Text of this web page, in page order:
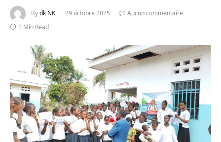
Bydk NK 29 octobre 2025
Aucun commentaire
1 Min Read